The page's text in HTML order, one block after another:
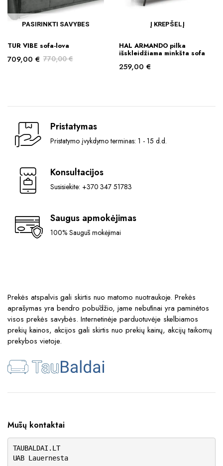
page
PASIRINKTI SAVYBES
product
has
may
be
chosen
product
page
TUR VIBE sofa-lova
770,00€
709,00 €
Į KREPŠELĮ
HAL ARMANDO pilka
išskleidžiama minkšta sofa
259,00 €
Pristatymas
Pristatymo įvykdymo terminas: 1 - 15 d.d.
Konsultacijos
Susisiekite: +370 347 51783
Saugus apmokėjimas
100% Saugūs mokėjimai
Prekės atspalvis gali skirtis nuo matomo nuotraukoje. Prekės
aprašymas yra bendro pobūdžio, jame nebūtinai yra paminėtos
visos prekės savybės. Internetinėje parduotuvėje skelbiamos
prekių kainos, akcijos gali skirtis nuo prekių kainų, akcijų taikomų
prekybos vietoje.
Mūsų kontaktai
TAUBALDAI.LT
UAB Lauernesta